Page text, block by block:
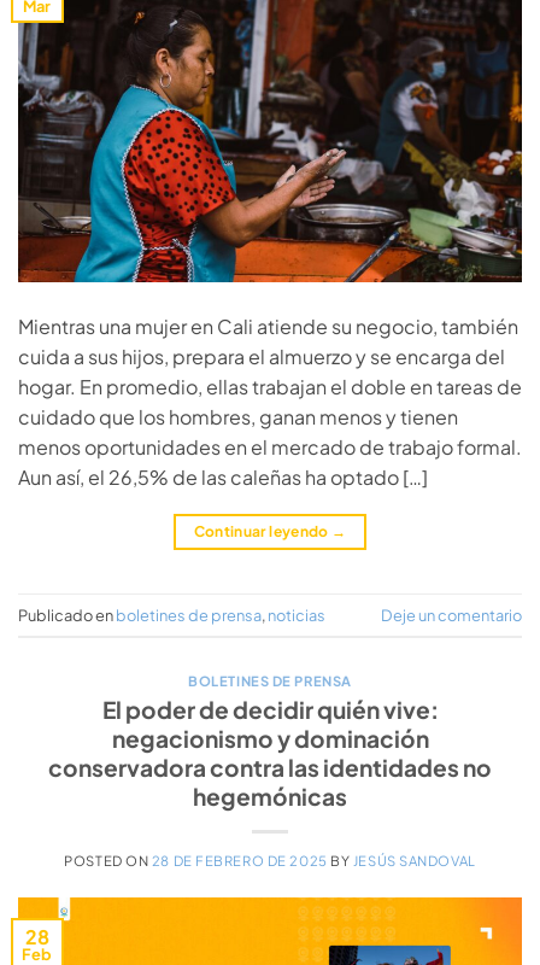
Mar
Mientras una mujer en Cali atiende su negocio, también
cuida a sus hijos, prepara el almuerzo y se encarga del
hogar. En promedio, ellas trabajan el doble en tareas de
cuidado que los hombres, ganan menos y tienen
menos oportunidades en el mercado de trabajo formal.
Aun así, el 26,5% de las caleñas ha optado […]
Continuar leyendo →
Publicado enboletines de prensa, noticias Deje un comentario
BOLETINES DE PRENSA
El poder de decidir quién vive:
negacionismo y dominación
conservadora contra las identidades no
hegemónicas
POSTED ON 28 DE FEBRERO DE 2025 BY JESÚS SANDOVAL
28
Feb